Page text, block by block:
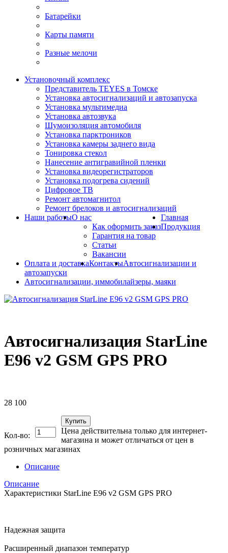
Батарейки
Карты памяти
Разные мелочи
Установочный комплекс
Представитель TEYES в Томске
Установка автосигнализаций и автозапуска
Установка мультимедиа
Установка автозвука
Шумоизоляция автомобиля
Установка парктроников
Установка камеры заднего вида
Тонировка стекол
Нанесение антигравийной пленки
Установка видеорегистраторов
Установка подогрева сидений
Цифровое ТВ
Ремонт автомагнитол
Ремонт брелоков и автосигнализаций
Наши работыО нас
Как оформить заказ
Гарантия на товар
Статьи
Вакансии
Оплата и доставкаКонтакты
Главная
Продукция
Автосигнализации и
автозапуски
Автосигнализации, иммобилайзеры, маяки
Автосигнализация StarLine
E96 v2 GSM GPS PRO
28 100
Кол-во:
Купить
Цена действительна только для интернет-
магазина и может отличаться от цен в
розничных магазинах
Описание
Описание
Характеристики StarLine E96 v2 GSM GPS PRO
Надежная защита
Расширенный диапазон температур